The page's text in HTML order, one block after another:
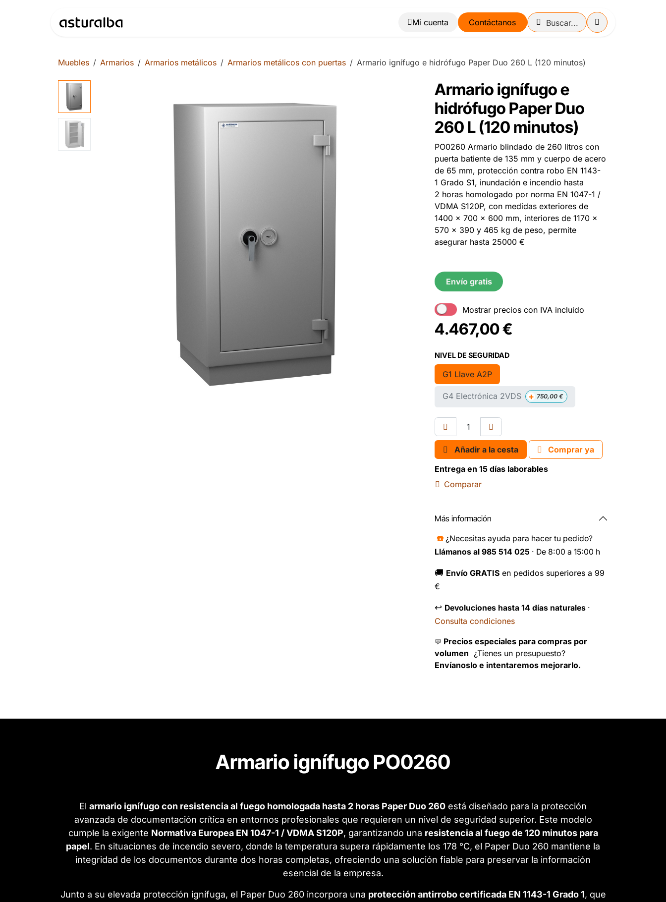
Blog Contáctanos
Muebles Armarios Armarios metálicos Armarios metálicos con puertas Armario ignífugo e hidrófugo Paper Duo 260 L (120 minutos)
Armario ignífugo e
hidrófugo Paper Duo
260 L (120 minutos)
PO0260 Armario blindado de 260 litros con
puerta batiente de 135 mm y cuerpo de acero
de 65 mm, protección contra robo EN 1143-
1 Grado S1, inundación e incendio hasta
2 horas homologado por norma EN 1047-1 /
VDMA S120P, con medidas exteriores de
1400 x 700 x 600 mm, interiores de 1170 x
570 x 390 y 465 kg de peso, permite
asegurar hasta 25000 €
Envío gratis
Mostrar precios con IVA incluido
4.467,00€
NIVEL DE SEGURIDAD
G1 Llave A2P
G4 Electrónica 2VDS + 750,00 €
Añadir a la cesta
Comprar ya
Entrega en 15 días laborables
Comparar
Más información
☎️ ¿Necesitas ayuda para hacer tu pedido?
Llámanos al 985 514 025 · De 8:00 a 15:00 h
🚚 Envío GRATIS en pedidos superiores a 99
€
↩️ Devoluciones hasta 14 días naturales ·
Consulta condiciones
💬 Precios especiales para compras por
volumen ¿Tienes un presupuesto?
Envíanoslo e intentaremos mejorarlo.
Armario ignífugo PO0260
El armario ignífugo con resistencia al fuego homologada hasta 2 horas Paper Duo 260 está diseñado para la protección
avanzada de documentación crítica en entornos profesionales que requieren un nivel de seguridad superior. Este modelo
cumple la exigente Normativa Europea EN 1047-1 / VDMA S120P, garantizando una resistencia al fuego de 120 minutos para
papel. En situaciones de incendio severo, donde la temperatura supera rápidamente los 178 °C, el Paper Duo 260 mantiene la
integridad de los documentos durante dos horas completas, ofreciendo una solución fiable para preservar la información
esencial de la empresa.
Junto a su elevada protección ignífuga, el Paper Duo 260 incorpora una protección antirrobo certificada EN 1143-1 Grado 1, que